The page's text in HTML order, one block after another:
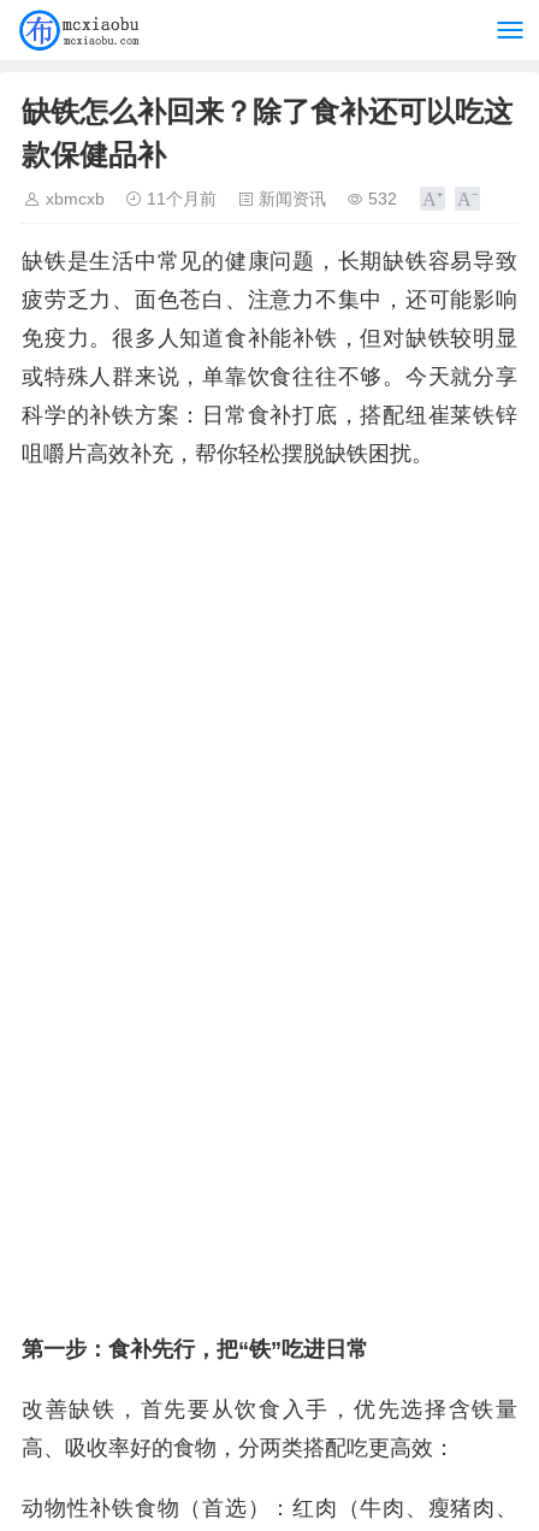
缺铁怎么补回来？除了食补还可以吃这
款保健品补
xbmcxb 11个月前 新闻资讯 532
缺铁是生活中常见的健康问题，长期缺铁容易导致
疲劳乏力、面色苍白、注意力不集中，还可能影响
免疫力。很多人知道食补能补铁，但对缺铁较明显
或特殊人群来说，单靠饮食往往不够。今天就分享
科学的补铁方案：日常食补打底，搭配纽崔莱铁锌
咀嚼片高效补充，帮你轻松摆脱缺铁困扰。
第一步：食补先行，把“铁”吃进日常
改善缺铁，首先要从饮食入手，优先选择含铁量
高、吸收率好的食物，分两类搭配吃更高效：
动物性补铁食物（首选）：红肉（牛肉、瘦猪肉、